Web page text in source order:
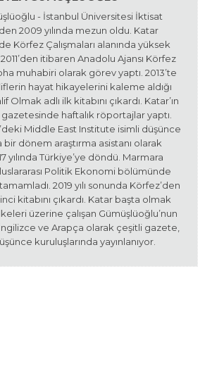
- İstanbul Üniversitesi İktisat
2009 yılında mezun oldu. Katar
Körfez Çalışmaları alanında yüksek
itibaren Anadolu Ajansı Körfez
muhabiri olarak görev yaptı. 2013’te
hayat hikayelerini kaleme aldığı
Olmak adlı ilk kitabını çıkardı. Katar’ın
haftalık röportajlar yaptı.
Middle East Institute isimli düşünce
bir dönem araştırma asistanı olarak
yılında Türkiye’ye döndü. Marmara
Politik Ekonomi bölümünde
2019 yılı sonunda Körfez’den
kitabını çıkardı. Katar başta olmak
üzerine çalışan Gümüşlüoğlu’nun
İngilizce ve Arapça olarak çeşitli gazete,
kuruluşlarında yayınlanıyor.